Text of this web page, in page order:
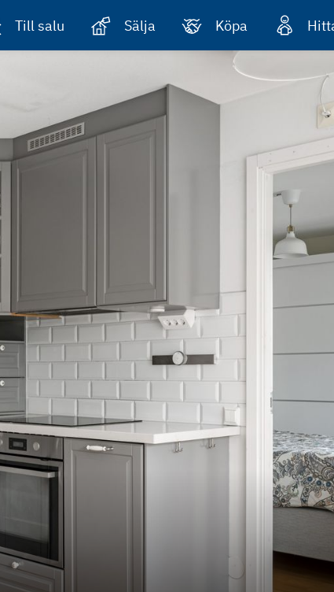
Till salu Sälja Köpa